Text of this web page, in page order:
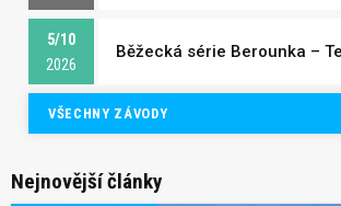
5/10
2026
Běžecká série Berounka –
VŠECHNY ZÁVODY
Nejnovější články